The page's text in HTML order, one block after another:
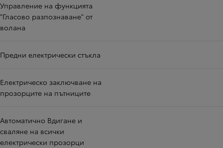
Управление на функцията
"Гласово разпознаване" от
волана
Предни електрически стъкла
Електрическо заключване на
прозорците на пътниците
Автоматично Вдигане и
сваляне на всички
електрически прозорци